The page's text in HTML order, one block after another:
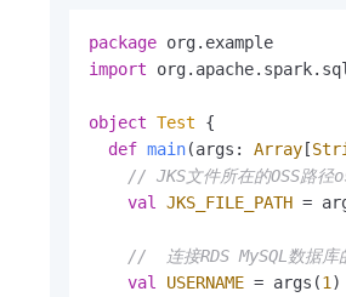
package
import
object Test
{
def main(args: Array [
// JKS文件所在的OSS路
val
JKS_FILE_PATH =
//  连接RDS MySQL数据库
val
USERNAME = args(1 )